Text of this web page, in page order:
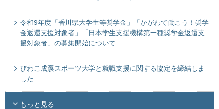
令和9年度「香川県大学生等奨学金」「かがわで働こう！奨学
金返還支援対象者」「日本学生支援機構第一種奨学金返還支
援対象者」の募集開始について
びわこ成蹊スポーツ大学と就職支援に関する協定を締結しま
した
もっと見る